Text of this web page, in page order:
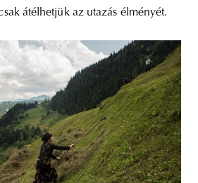
átélhetjük az utazás élményét.